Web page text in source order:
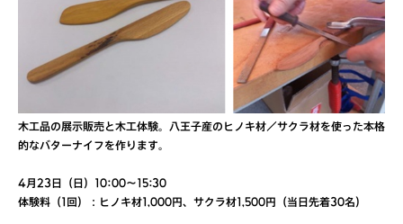
木工品の展示販売と木工体験。八王子産のヒノキ材／サクラ材を使った本格
的なバターナイフを作ります。
4月23日（日）10:00〜15:30
体験料（1回）：ヒノキ材1,000円、サクラ材1,500円（当日先着30名）